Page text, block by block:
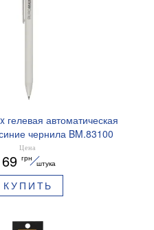
гелевая автоматическая
чернила BM.83100
Цена
69 грн
штука
КУПИТЬ